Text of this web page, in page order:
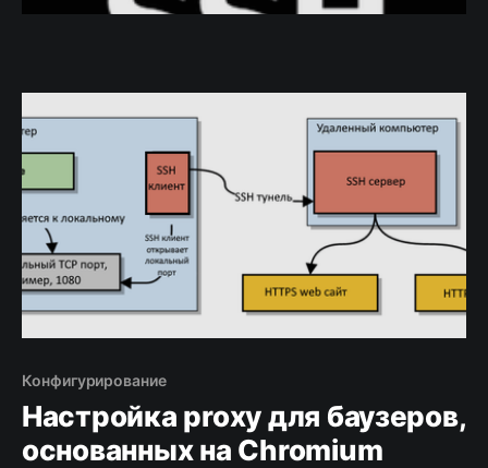
Конфигурирование
Настройка proxy для баузеров,
основанных на Chromium